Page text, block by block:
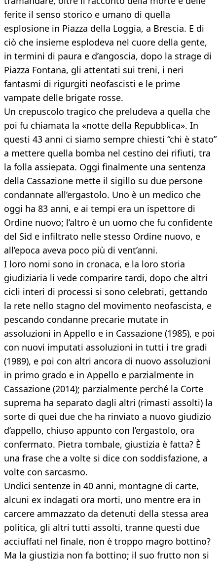
ferite il senso storico e umano di quella
esplosione in Piazza della Loggia, a Brescia. E di
ciò che insieme esplodeva nel cuore della gente,
in termini di paura e d’angoscia, dopo la strage di
Piazza Fontana, gli attentati sui treni, i neri
fantasmi di rigurgiti neofascisti e le prime
vampate delle brigate rosse.
Un crepuscolo tragico che preludeva a quella che
poi fu chiamata la «notte della Repubblica». In
questi 43 anni ci siamo sempre chiesti “chi è stato”
a mettere quella bomba nel cestino dei rifiuti, tra
la folla assiepata. Oggi finalmente una sentenza
della Cassazione mette il sigillo su due persone
condannate all’ergastolo. Uno è un medico che
oggi ha 83 anni, e ai tempi era un ispettore di
Ordine nuovo; l’altro è un uomo che fu confidente
del Sid e infiltrato nelle stesso Ordine nuovo, e
all’epoca aveva poco più di vent’anni.
I loro nomi sono in cronaca, e la loro storia
giudiziaria li vede comparire tardi, dopo che altri
cicli interi di processi si sono celebrati, gettando
la rete nello stagno del movimento neofascista, e
pescando condanne precarie mutate in
assoluzioni in Appello e in Cassazione (1985), e poi
con nuovi imputati assoluzioni in tutti i tre gradi
(1989), e poi con altri ancora di nuovo assoluzioni
in primo grado e in Appello e parzialmente in
Cassazione (2014); parzialmente perché la Corte
suprema ha separato dagli altri (rimasti assolti) la
sorte di quei due che ha rinviato a nuovo giudizio
d’appello, chiuso appunto con l’ergastolo, ora
confermato. Pietra tombale, giustizia è fatta? È
una frase che a volte si dice con soddisfazione, a
volte con sarcasmo.
Undici sentenze in 40 anni, montagne di carte,
alcuni ex indagati ora morti, uno mentre era in
carcere ammazzato da detenuti della stessa area
politica, gli altri tutti assolti, tranne questi due
acciuffati nel finale, non è troppo magro bottino?
Ma la giustizia non fa bottino; il suo frutto non si